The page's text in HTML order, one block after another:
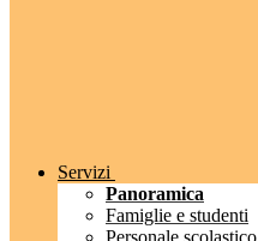
Servizi
Panoramica
Famiglie e studenti